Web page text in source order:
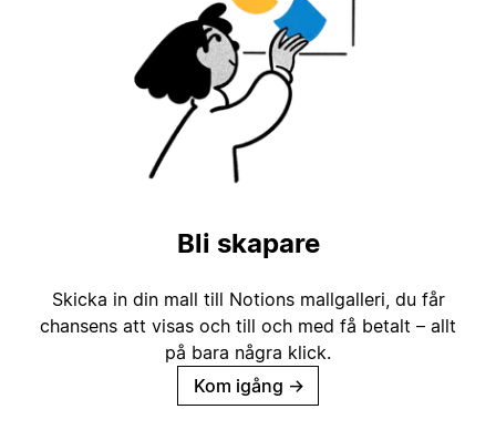
Bli skapare
Skicka in din mall till Notions mallgalleri, du får
chansens att visas och till och med få betalt – allt
på bara några klick.
Kom igång →